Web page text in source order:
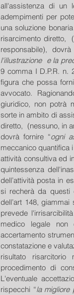
all'assistenza di un
adempimenti per
una soluzione
risarcimento diretto,
responsabile),
l'illustrazione  e la
9 comma I D.P.R. n.
figura che possa
avvocato.
giuridico, non potrà
sorte in ambito di
diretto,  (nessuno, in
dovrà fornire “ogni
meccanico quantifica
attività consultiva ed
quintessenza
dell’attività posta in
si recherà da questi
dell’art 148, giammai
prevede
medico legale non
accertamento
constatazione e
risultato
procedimento di
L'eventuale
rispecchi “la migliore